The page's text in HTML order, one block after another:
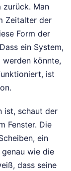
zurück. Man
Zeitalter der
Form der
ein System,
könnte,
ist
ist, schaut der
Fenster. Die
ein
wie die
dass seine